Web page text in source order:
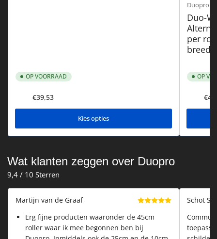
OP VOORRAAD
Normale€39,53
Kies opties
Duopro.nl
Duo-
per rol
OP
Normale
Wat klanten zeggen over Duopro
9,4 / 10 Sterren
Martijn van de Graaf
Erg fijne producten waaronder de 45cm
roller waar ik mee begonnen ben bij
Schot